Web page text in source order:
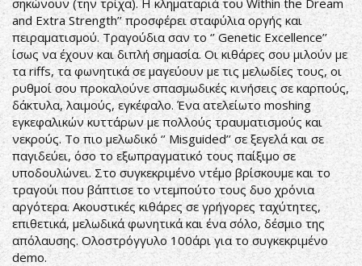
σηκώνουν (την τρίχα). Η κληματαριά του Within the Dream
and Extra Strength’’ προσφέρει σταφύλια οργής και
πειραματισμού. Τραγούδια σαν το ‘’ Genetic Excellence’’
ίσως να έχουν και διπλή σημασία. Οι κιθάρες σου μιλούν με
τα riffs, τα φωνητικά σε μαγεύουν με τις μελωδίες τους, οι
ρυθμοί σου προκαλούνε σπασμωδικές κινήσεις σε καρπούς,
δάκτυλα, λαιμούς, εγκέφαλο. Ένα ατελείωτο moshing
εγκεφαλικών κυττάρων με πολλούς τραυματισμούς και
νεκρούς. Το πιο μελωδικό ‘’ Misguided’’ σε ξεγελά και σε
παγιδεύει, όσο το εξωπραγματικό τους παίξιμο σε
υποδουλώνει. Στο συγκεκριμένο ντέμο βρίσκουμε και το
τραγούι που βάπτισε το ντεμπούτο τους δυο χρόνια
αργότερα. Ακουστικές κιθάρες σε γρήγορες ταχύτητες,
επιθετικά, μελωδικά φωνητικά και ένα σόλο, δέσμιο της
απόλαυσης. Ολοστρόγγυλο 100άρι για το συγκεκριμένο
demo.